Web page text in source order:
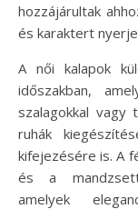
hozzájárultak
és karaktert
A női kalapok
időszakban,
szalagokkal vagy
ruhák
kifejezésére is. A
és a
amelyek